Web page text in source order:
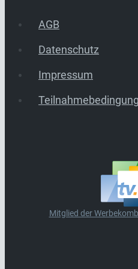
AGB
Datenschutz
Impressum
Mitglied der